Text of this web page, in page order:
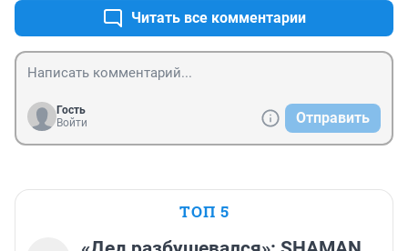
Читать все комментарии
Гость
Войти
Отправить
ТОП 5